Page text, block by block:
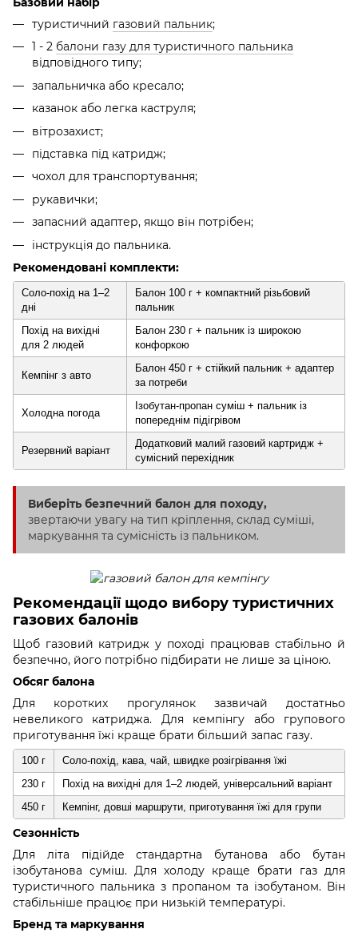
туристичний газовий пальник;
1 - 2 балони газу для туристичного пальника
відповідного типу;
запальничка або кресало;
казанок або легка каструля;
вітрозахист;
підставка під катридж;
чохол для транспортування;
рукавички;
запасний адаптер, якщо він потрібен;
інструкція до пальника.
Рекомендовані комплекти:
Соло-похід на 1–2
дні
Балон 100 г + компактний різьбовий
пальник
Похід на вихідні
для 2 людей
Балон 230 г + пальник із широкою
конфоркою
Кемпінг з авто
Балон 450 г + стійкий пальник + адаптер
за потреби
Холодна погода
Ізобутан-пропан суміш + пальник із
попереднім підігрівом
Резервний варіант
Додатковий малий газовий картридж +
сумісний перехідник
Виберіть безпечний балон для походу,
звертаючи увагу на тип кріплення, склад суміші,
маркування та сумісність із пальником.
Рекомендації щодо вибору туристичних
газових балонів
Щоб газовий катридж у поході працював стабільно й
безпечно, його потрібно підбирати не лише за ціною.
Обсяг балона
Для коротких прогулянок зазвичай достатньо
невеликого катриджа. Для кемпінгу або групового
приготування їжі краще брати більший запас газу.
100 г
Соло-похід, кава, чай, швидке розігрівання їжі
230 г
Похід на вихідні для 1–2 людей, універсальний варіант
450 г
Кемпінг, довші маршрути, приготування їжі для групи
Сезонність
Для літа підійде стандартна бутанова або бутан
ізобутанова суміш. Для холоду краще брати газ для
туристичного пальника з пропаном та ізобутаном. Він
стабільніше працює при низькій температурі.
Бренд та маркування